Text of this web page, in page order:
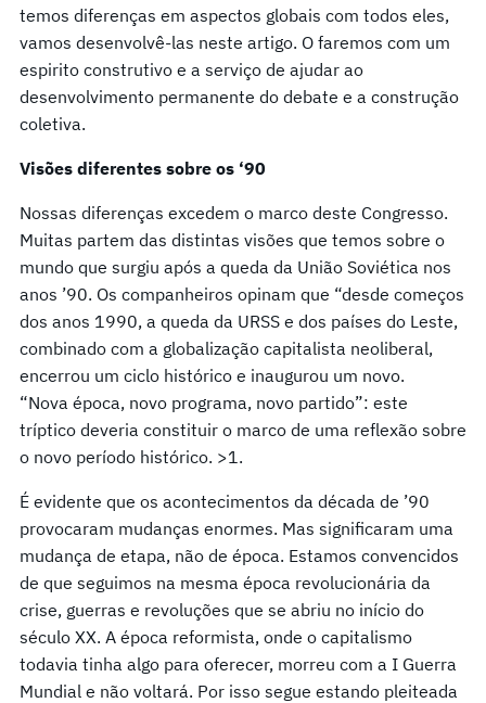
temos diferenças em aspectos globais com todos eles,
vamos desenvolvê-las neste artigo. O faremos com um
espirito construtivo e a serviço de ajudar ao
desenvolvimento permanente do debate e a construção
coletiva.
Visões diferentes sobre os ‘90
Nossas diferenças excedem o marco deste Congresso.
Muitas partem das distintas visões que temos sobre o
mundo que surgiu após a queda da União Soviética nos
anos ’90. Os companheiros opinam que “desde começos
dos anos 1990, a queda da URSS e dos países do Leste,
combinado com a globalização capitalista neoliberal,
encerrou um ciclo histórico e inaugurou um novo.
“Nova época, novo programa, novo partido”: este
tríptico deveria constituir o marco de uma reflexão sobre
o novo período histórico. >1.
É evidente que os acontecimentos da década de ’90
provocaram mudanças enormes. Mas significaram uma
mudança de etapa, não de época. Estamos convencidos
de que seguimos na mesma época revolucionária da
crise, guerras e revoluções que se abriu no início do
século XX. A época reformista, onde o capitalismo
todavia tinha algo para oferecer, morreu com a I Guerra
Mundial e não voltará. Por isso segue estando pleiteada